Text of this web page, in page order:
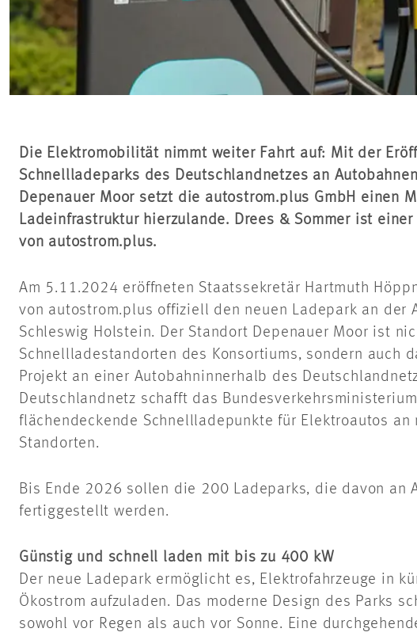
Die Elektromobilität nimmt weiter Fahrt auf: Mit der
Schnellladeparks des Deutschlandnetzes an
Depenauer Moor setzt die autostrom.plus GmbH einen
Ladeinfrastruktur hierzulande. Drees & Sommer ist
von autostrom.plus.
Am 5.11.2024 eröffneten Staatssekretär Hartmuth
von autostrom.plus offiziell den neuen Ladepark an der
Schleswig Holstein. Der Standort Depenauer Moor ist
Schnellladestandorten des Konsortiums, sondern auch
Projekt an einer Autobahninnerhalb des
Deutschlandnetz schafft das Bundesverkehrsministerium
flächendeckende Schnellladepunkte für Elektroautos an
Standorten.
Bis Ende 2026 sollen die 200 Ladeparks, die davon an
fertiggestellt werden.
Günstig und schnell laden mit bis zu 400 kW
Der neue Ladepark ermöglicht es, Elektrofahrzeuge in
Ökostrom aufzuladen. Das moderne Design des Parks
sowohl vor Regen als auch vor Sonne. Eine